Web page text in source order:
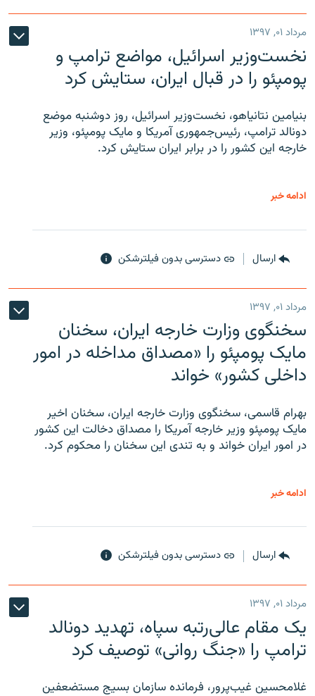
مرداد ۰۱, ۱۳۹۷
نخست‌وزیر اسرائیل، مواضع ترامپ و
پومپئو را در قبال ایران، ستایش کرد
بنیامین نتانیاهو، نخست‌وزیر اسرائیل، روز دوشنبه موضع
دونالد ترامپ، رئیس‌جمهوری آمریکا و مایک پومپئو، وزیر
خارجه این کشور را در برابر ایران ستایش کرد.
ادامه خبر
ارسال دسترسی بدون فیلترشکن
مرداد ۰۱, ۱۳۹۷
سخنگوی وزارت خارجه ایران، سخنان
مایک پومپئو را «مصداق مداخله در امور
داخلی کشور» خواند
بهرام قاسمی، سخنگوی وزارت خارجه ایران، سخنان اخیر
مایک پومپئو وزیر خارجه آمریکا را مصداق دخالت این کشور
در امور ایران خواند و به تندی این سخنان را محکوم کرد.
ادامه خبر
ارسال دسترسی بدون فیلترشکن
مرداد ۰۱, ۱۳۹۷
یک مقام عالی‌رتبه سپاه، تهدید دونالد
ترامپ را «جنگ روانی» توصیف کرد
غلامحسین غیب‌پرور، فرمانده سازمان بسیج مستضعفین